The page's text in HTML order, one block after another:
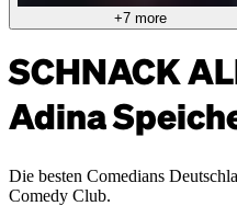
+7 more
SCHNACK
Adina
Die besten Comedians
Comedy Club.